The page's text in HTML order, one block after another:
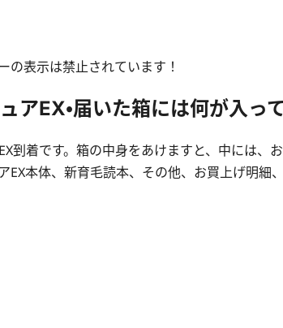
の表示は禁止されています！
アEX・届いた箱には何が入っ
到着です。箱の中身をあけますと、中には、
EX本体、新育毛読本、その他、お買上げ明細